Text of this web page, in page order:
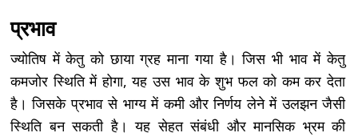
प्रभाव
ज्योतिष में केतु को छाया ग्रह माना गया है। जिस भी भाव में केतु
कमजोर स्थिति में होगा, यह उस भाव के शुभ फल को कम कर देता
है। जिसके प्रभाव से भाग्य में कमी और निर्णय लेने में उलझन जैसी
स्थिति बन सकती है। यह सेहत संबंधी और मानसिक भ्रम की